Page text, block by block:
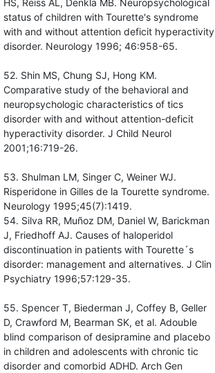
HS, Reiss AL, Denkla MB. Neuropsychological
status of children with Tourette's syndrome
with and without attention deficit hyperactivity
disorder. Neurology 1996; 46:958-65.
52. Shin MS, Chung SJ, Hong KM.
Comparative study of the behavioral and
neuropsychologic characteristics of tics
disorder with and without attention-deficit
hyperactivity disorder. J Child Neurol
2001;16:719-26.
53. Shulman LM, Singer C, Weiner WJ.
Risperidone in Gilles de la Tourette syndrome.
Neurology 1995;45(7):1419.
54. Silva RR, Muñoz DM, Daniel W, Barickman
J, Friedhoff AJ. Causes of haloperidol
discontinuation in patients with Tourette´s
disorder: management and alternatives. J Clin
Psychiatry 1996;57:129-35.
55. Spencer T, Biederman J, Coffey B, Geller
D, Crawford M, Bearman SK, et al. Adouble
blind comparison of desipramine and placebo
in children and adolescents with chronic tic
disorder and comorbid ADHD. Arch Gen